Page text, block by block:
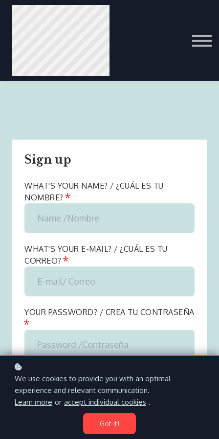
Sign up
WHAT'S YOUR NAME? / ¿CUÁL ES TU
NOMBRE?*
WHAT'S YOUR E-MAIL? / ¿CUÁL ES TU
CORREO?*
YOUR PASSWORD? / CREA TU CONTRASEÑA
*
YOUR PHONE NUMBER? / ¿CUÁL ES TU
NÚMERO DE TELÉFONO? *
We use cookies to provide you with an optimal
experience and relevant communication.
Learn more or accept individual cookies .
Got it!